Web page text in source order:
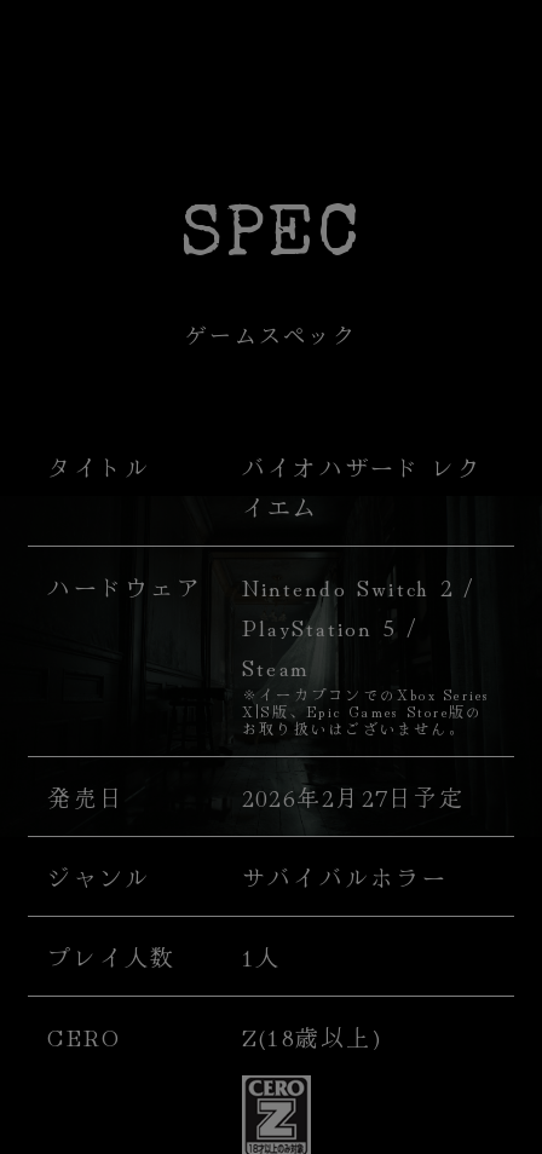
SPEC
ゲームスペック
タイトル
バイオハザード レク
イエム
ハードウェア
Nintendo Switch 2 /
PlayStation 5 /
Steam
※イーカプコンでのXbox Series
X|S版、Epic Games Store版の
お取り扱いはございません。
発売日 2026年2月27日予定
ジャンル サバイバルホラー
プレイ人数 1人
CERO Z(18歳以上)